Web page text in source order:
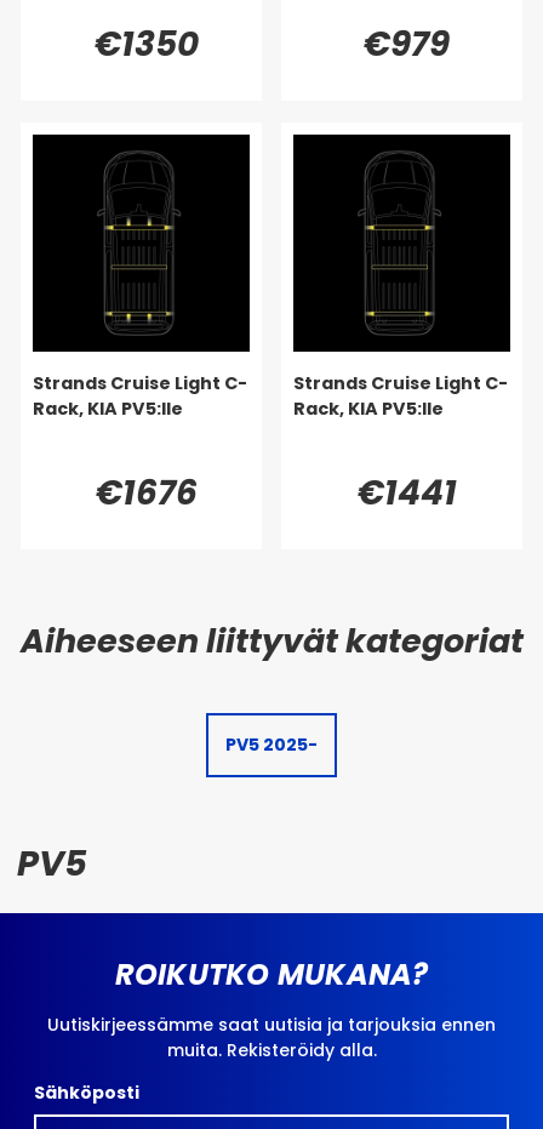
€1350 €979
Strands Cruise Light C-
Rack, KIA PV5:lle
€1676
Strands Cruise Light C-
Rack, KIA PV5:lle
€1441
PV5 2025-
PV5
ROIKUTKO MUKANA?
Uutiskirjeessämme saat uutisia ja tarjouksia ennen
muita. Rekisteröidy alla.
Sähköposti